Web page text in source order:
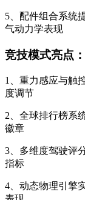
5、配件组合系统
气动力学表现
竞技模式亮点：
1、重力感应与触
度调节
2、全球排行榜系
徽章
3、多维度驾驶评
指标
4、动态物理引擎